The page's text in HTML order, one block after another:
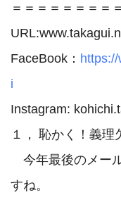
＝＝＝＝＝＝＝＝
FaceBook：
i
Instagram:
１，	恥かく！義理欠く！本も書く？！”の近況報告
今年最後のメー
すね。